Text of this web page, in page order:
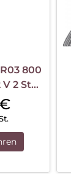
800
2 Stk.